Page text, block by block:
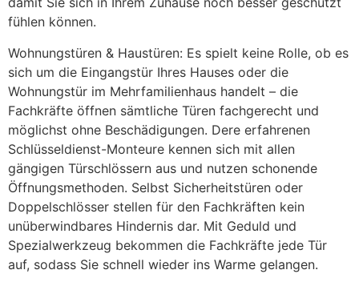
fühlen können.
Wohnungstüren & Haustüren: Es spielt keine Rolle, ob es
sich um die Eingangstür Ihres Hauses oder die
Wohnungstür im Mehrfamilienhaus handelt – die
Fachkräfte öffnen sämtliche Türen fachgerecht und
möglichst ohne Beschädigungen. Dere erfahrenen
Schlüsseldienst-Monteure kennen sich mit allen
gängigen Türschlössern aus und nutzen schonende
Öffnungsmethoden. Selbst Sicherheitstüren oder
Doppelschlösser stellen für den Fachkräften kein
unüberwindbares Hindernis dar. Mit Geduld und
Spezialwerkzeug bekommen die Fachkräfte jede Tür
auf, sodass Sie schnell wieder ins Warme gelangen.